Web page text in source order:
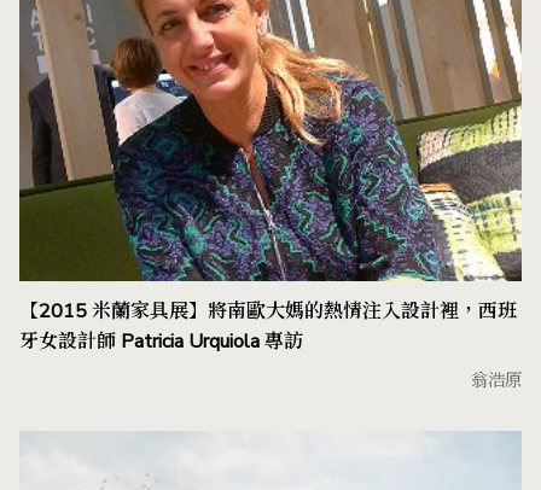
【2015 米蘭家具展】將南歐大媽的熱情注入設計裡，西班
牙女設計師 Patricia Urquiola 專訪
翁浩原